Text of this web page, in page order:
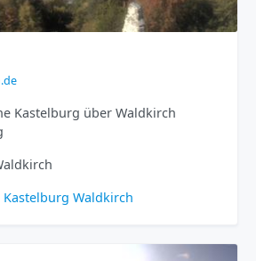
Kastelburg über Waldkirch
Kastelburg Waldkirch